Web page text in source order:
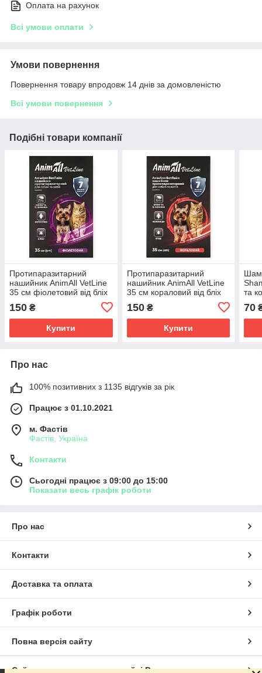
Оплата на рахунок
Всі умови оплати
Умови повернення
Повернення товару впродовж 14 днів за домовленістю
Всі умови повернення
Подібні товари компанії
Протипаразитарний
нашийник AnimAll VetLine
35 см фіолетовий від бліх
та кліщів для котів і собак
малих порід
150 ₴
Купити
Протипаразитарний
нашийник AnimAll VetLine
35 см кораловий від бліх
та кліщів для котів і собак
малих порід
150₴
Купити
та
мл
70
Про нас
100% позитивних з 1135 відгуків за рік
Працює з 01.10.2021
м. Фастів
Фастів, Україна
Контакти
Сьогодні працює з 09:00 до 15:00
Показати весь графік роботи
Про нас
Контакти
Доставка та оплата
Графік роботи
Повна версія сайту
Сайт створено на маркетплейсіProm.ua